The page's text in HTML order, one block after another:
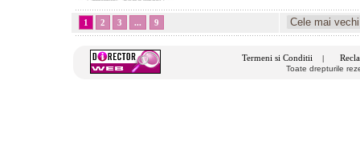
1 2 3 ... 9
Termeni si Conditii
Toate drepturile